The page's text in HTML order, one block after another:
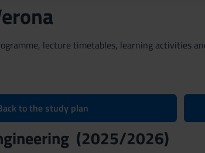
lecture timetables, learning activities
to the study plan
(2025/2026)